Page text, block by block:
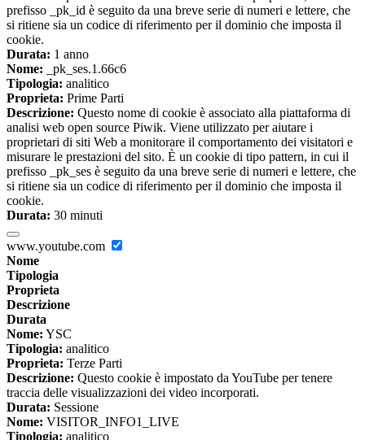
prefisso _pk_id è seguito da una breve serie di numeri e lettere, che
si ritiene sia un codice di riferimento per il dominio che imposta il
cookie.
Durata: 1 anno
Nome: _pk_ses.1.66c6
Tipologia: analitico
Proprieta: Prime Parti
Descrizione: Questo nome di cookie è associato alla piattaforma di
analisi web open source Piwik. Viene utilizzato per aiutare i
proprietari di siti Web a monitorare il comportamento dei visitatori e
misurare le prestazioni del sito. È un cookie di tipo pattern, in cui il
prefisso _pk_ses è seguito da una breve serie di numeri e lettere, che
si ritiene sia un codice di riferimento per il dominio che imposta il
cookie.
Durata: 30 minuti
www.youtube.com
Nome
Tipologia
Proprieta
Descrizione
Durata
Nome: YSC
Tipologia: analitico
Proprieta: Terze Parti
Descrizione: Questo cookie è impostato da YouTube per tenere
traccia delle visualizzazioni dei video incorporati.
Durata: Sessione
Nome: VISITOR_INFO1_LIVE
Tipologia: analitico